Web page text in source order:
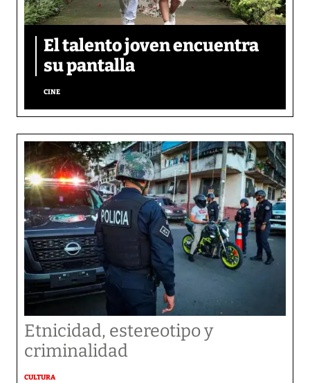
El talento joven encuentra
su pantalla​
CINE
Etnicidad, estereotipo y
criminalidad
CULTURA